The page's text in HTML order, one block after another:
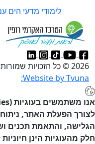
לימודי מדעי הים
2026 © כל הזכויות שמורות למרכז האקדמי רופין
Website by Tvuna:
הפעלת האתר, ניתוח
והתאמת תכנים
מהעוגיות הינן